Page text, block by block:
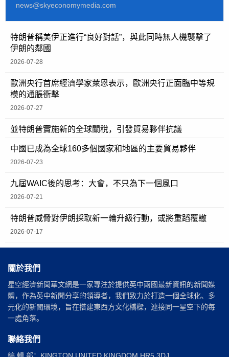
news@skyeconomymedia.com
特朗普稱美伊正進行“良好對話”，與此同時無人機襲擊了
伊朗的鄰國
2026-07-28
歐洲央行首席經濟學家萊恩表示，歐洲央行正面臨中等規
模的通脹衝擊
2026-07-27
並特朗普實施新的全球關稅，引發貿易夥伴抗議
中國已成為全球160多個國家和地區的主要貿易夥伴
2026-07-23
九屆WAIC後的思考：大會，不只為下一個風口
2026-07-21
特朗普威脅對伊朗採取新一輪升級行動，或將重蹈覆轍
2026-07-17
關於我們
星空經濟新聞華文網是一家專注於提供英中兩國最新資訊的新聞媒
體，作為英中新聞分享的領導者，我們致力於打造一個全球化、多
元化的新聞環境，旨在搭建東西方文化橋樑，連接同一星空下的每
一處角落。
聯絡我們